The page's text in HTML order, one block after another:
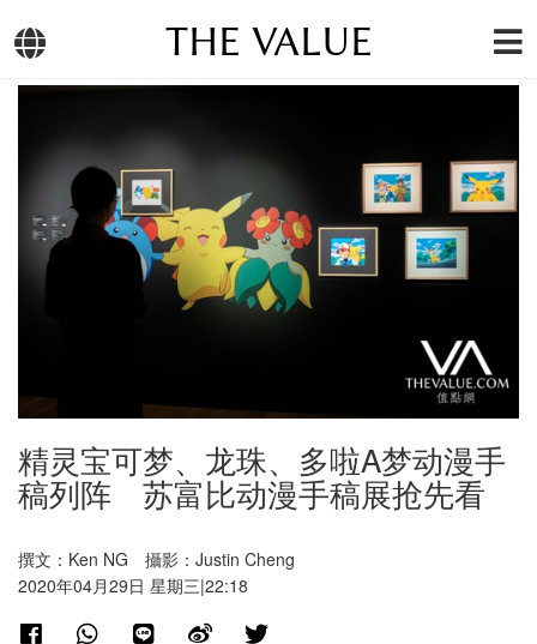
THE VALUE
精灵宝可梦、龙珠、多啦A梦动漫手
稿列阵 苏富比动漫手稿展抢先看
撰文：Ken NG 攝影：Justin Cheng
2020年04月29日 星期三|22:18